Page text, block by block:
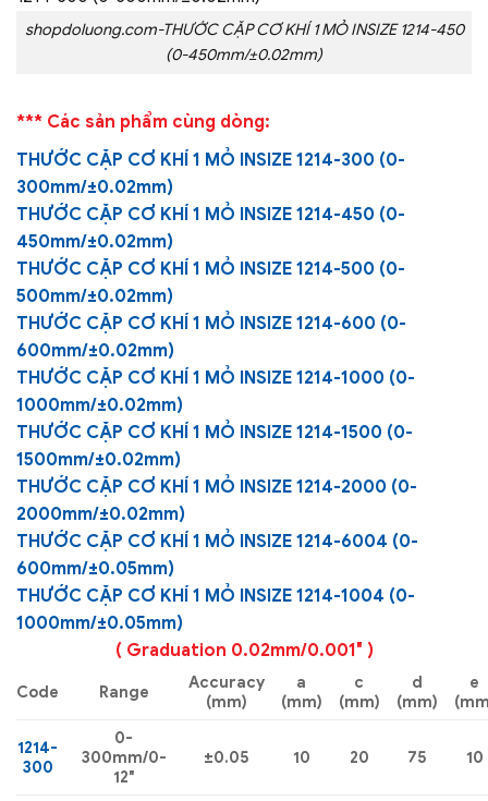
shopdoluong.com-THƯỚC CẶP CƠ KHÍ 1 MỎ INSIZE 1214-450
(0-450mm/±0.02mm)
*** Các sản phẩm cùng dòng:
THƯỚC CẶP CƠ KHÍ 1 MỎ INSIZE 1214-300 (0-
300mm/±0.02mm)
THƯỚC CẶP CƠ KHÍ 1 MỎ INSIZE 1214-450 (0-
450mm/±0.02mm)
THƯỚC CẶP CƠ KHÍ 1 MỎ INSIZE 1214-500 (0-
500mm/±0.02mm)
THƯỚC CẶP CƠ KHÍ 1 MỎ INSIZE 1214-600 (0-
600mm/±0.02mm)
THƯỚC CẶP CƠ KHÍ 1 MỎ INSIZE 1214-1000 (0-
1000mm/±0.02mm)
THƯỚC CẶP CƠ KHÍ 1 MỎ INSIZE 1214-1500 (0-
1500mm/±0.02mm)
THƯỚC CẶP CƠ KHÍ 1 MỎ INSIZE 1214-2000 (0-
2000mm/±0.02mm)
THƯỚC CẶP CƠ KHÍ 1 MỎ INSIZE 1214-6004 (0-
600mm/±0.05mm)
THƯỚC CẶP CƠ KHÍ 1 MỎ INSIZE 1214-1004 (0-
1000mm/±0.05mm)
( Graduation 0.02mm/0.001″ )
Code Range
Accuracy
(mm)
a
(mm)
c
(mm)
d
(mm)
e
1214-
300
0-
300mm/0-
12″
±0.05 10 20 75 10